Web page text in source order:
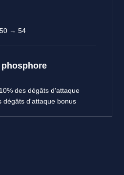
50 → 54
des dégâts d'attaque
d'attaque bonus